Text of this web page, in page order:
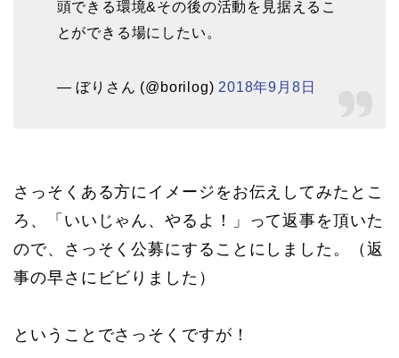
頭できる環境&その後の活動を見据えるこ
とができる場にしたい。
— ぼりさん (@borilog) 2018年9月8日
さっそくある方にイメージをお伝えしてみたとこ
ろ、「いいじゃん、やるよ！」って返事を頂いた
ので、さっそく公募にすることにしました。（返
事の早さにビビりました）
ということでさっそくですが！